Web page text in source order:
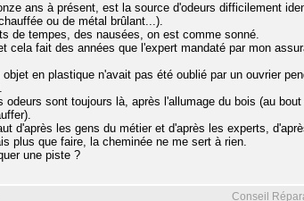
ans à présent, est la source d'odeurs difficilement
ou de métal brûlant...).
de tempes, des nausées, on est comme sonné.
cela fait des années que l'expert mandaté par mon
en plastique n'avait pas été oublié par un ouvrier
sont toujours là, après l'allumage du bois (au
d'après les gens du métier et d'après les experts,
plus que faire, la cheminée ne me sert à rien.
une piste ?
Conseil